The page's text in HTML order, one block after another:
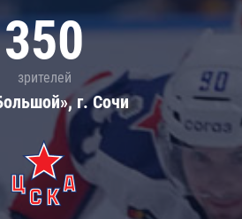
350
зрителей
г. Сочи